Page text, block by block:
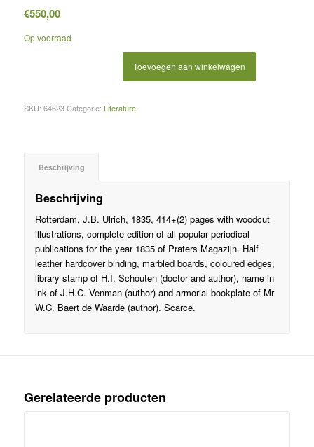
€550,00
Op voorraad
Toevoegen aan winkelwagen
SKU: 64623 Categorie: Literature
Beschrijving
Beschrijving
Rotterdam, J.B. Ulrich, 1835, 414+(2) pages with woodcut
illustrations, complete edition of all popular periodical
publications for the year 1835 of Praters Magazijn. Half
leather hardcover binding, marbled boards, coloured edges,
library stamp of H.I. Schouten (doctor and author), name in
ink of J.H.C. Venman (author) and armorial bookplate of Mr
W.C. Baert de Waarde (author). Scarce.
Gerelateerde producten